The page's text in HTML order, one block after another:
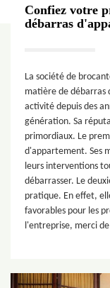
Confiez votre
débarras
La société de
matière de débarras
activité depuis des
génération. Sa
primordiaux. Le
d'appartement. Ses
leurs interventions
débarrasser. Le
pratique. En effet,
favorables pour les
l'entreprise, merci